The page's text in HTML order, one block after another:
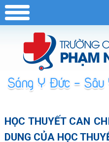
HỌC THUYẾT CAN
DUNG CỦA HỌC